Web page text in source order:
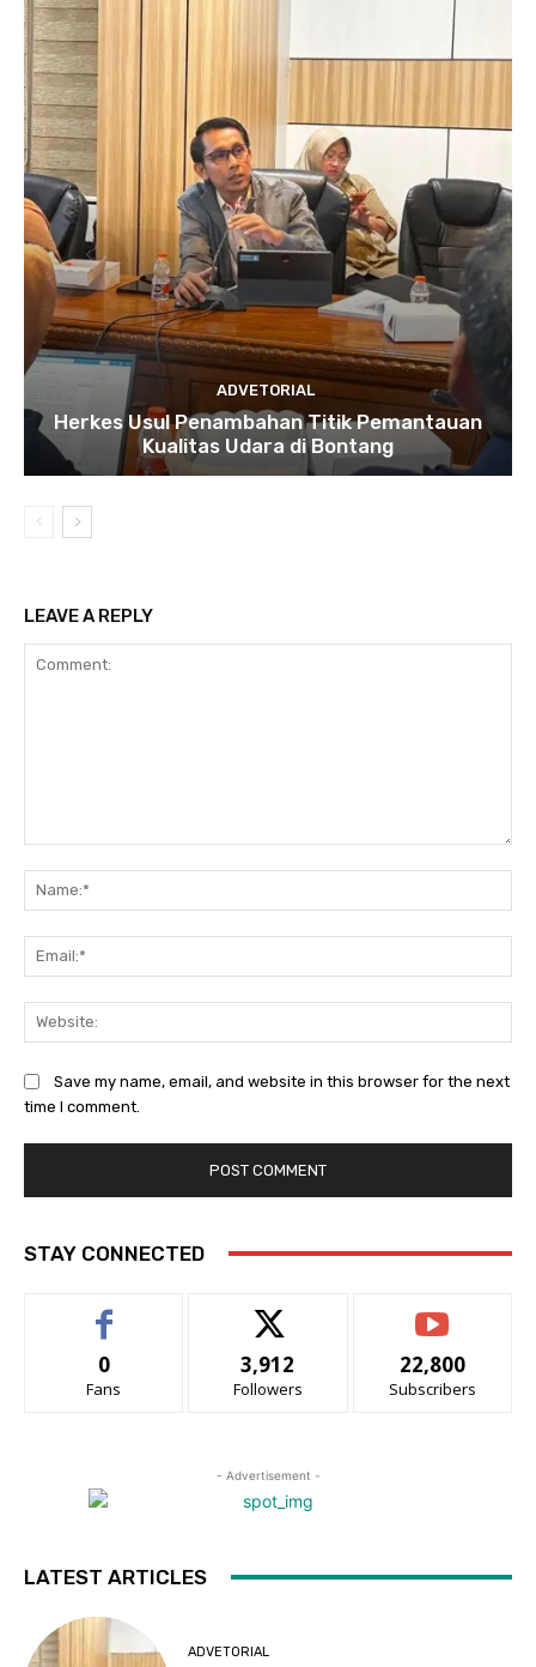
ADVETORIAL
Herkes Usul Penambahan Titik Pemantauan
Kualitas Udara di Bontang
LEAVE A REPLY
Save my name, email, and website in this browser for the next
time I comment.
STAY CONNECTED
0
Fans
3,912
Followers
22,800
Subscribers
- Advertisement -
LATEST ARTICLES
ADVETORIAL